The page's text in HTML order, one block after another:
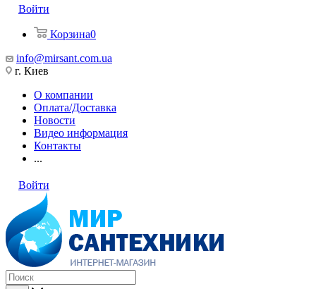
Войти
Корзина0
info@mirsant.com.ua
г. Киев
О компании
Оплата/Доставка
Новости
Видео информация
Контакты
...
Войти